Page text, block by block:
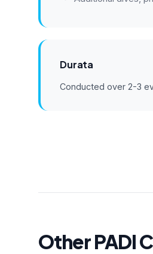
Durata
Conducted over 2-3
Other PADI